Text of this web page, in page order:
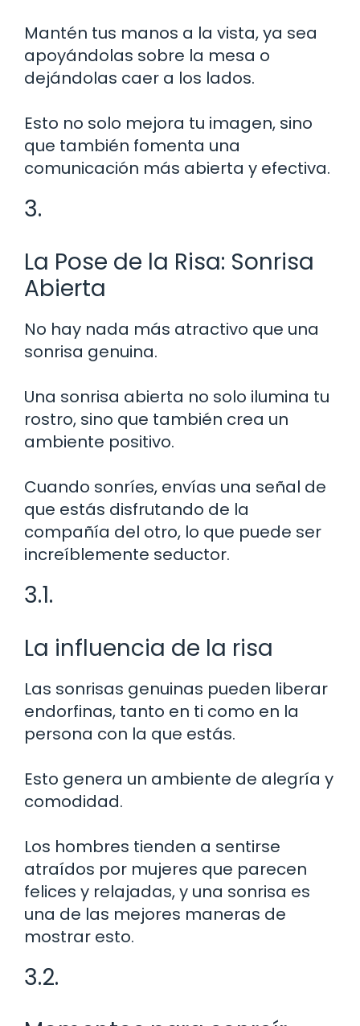
Mantén tus manos a la vista, ya sea
apoyándolas sobre la mesa o
dejándolas caer a los lados.
Esto no solo mejora tu imagen, sino
que también fomenta una
comunicación más abierta y efectiva.
3.
La Pose de la Risa: Sonrisa
Abierta
No hay nada más atractivo que una
sonrisa genuina.
Una sonrisa abierta no solo ilumina tu
rostro, sino que también crea un
ambiente positivo.
Cuando sonríes, envías una señal de
que estás disfrutando de la
compañía del otro, lo que puede ser
increíblemente seductor.
3.1.
La influencia de la risa
Las sonrisas genuinas pueden liberar
endorfinas, tanto en ti como en la
persona con la que estás.
Esto genera un ambiente de alegría y
comodidad.
Los hombres tienden a sentirse
atraídos por mujeres que parecen
felices y relajadas, y una sonrisa es
una de las mejores maneras de
mostrar esto.
3.2.